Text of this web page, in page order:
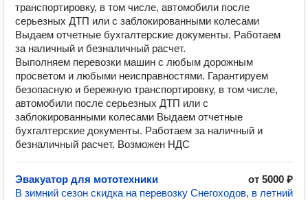
транспортировку, в том числе, автомобили после
серьезных ДТП или с заблокированными колесами
Выдаем отчетные бухгалтерские документы. Работаем
за наличный и безналичный расчет.
Выполняем перевозки машин с любым дорожным
просветом и любыми неисправностями. Гарантируем
безопасную и бережную транспортировку, в том числе,
автомобили после серьезных ДТП или с
заблокированными колесами Выдаем отчетные
бухгалтерские документы. Работаем за наличный и
безналичный расчет. Возможен НДС
Эвакуатор для мототехники
от 5000 ₽
В зимний сезон скидка на перевозку Снегоходов, в летний